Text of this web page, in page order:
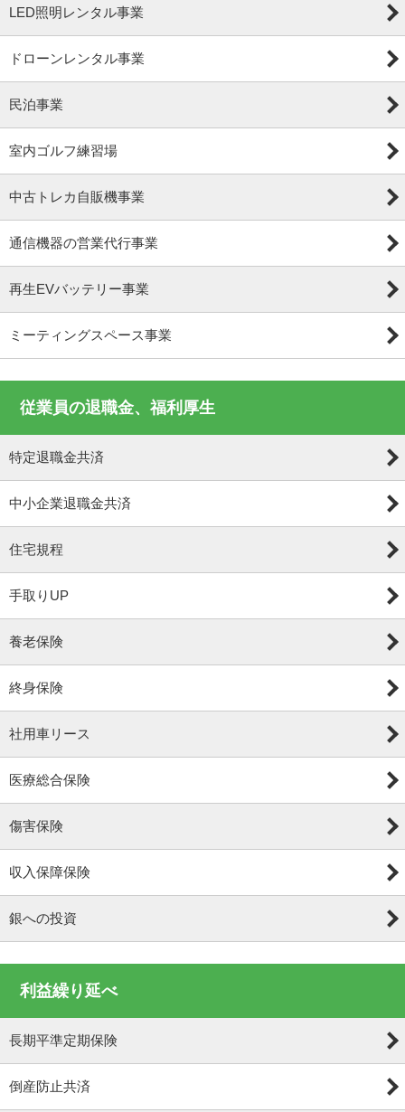
LED照明レンタル事業
ドローンレンタル事業
民泊事業
室内ゴルフ練習場
中古トレカ自販機事業
通信機器の営業代行事業
再生EVバッテリー事業
ミーティングスペース事業
従業員の退職金、福利厚生
特定退職金共済
中小企業退職金共済
住宅規程
手取りUP
養老保険
終身保険
社用車リース
医療総合保険
傷害保険
収入保障保険
銀への投資
利益繰り延べ
長期平準定期保険
倒産防止共済